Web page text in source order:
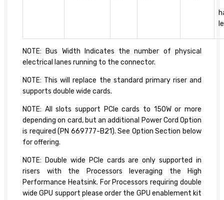
NOTE: Bus Width Indicates the number of physical
electrical lanes running to the connector.
NOTE: This will replace the standard primary riser and
supports double wide cards.
NOTE: All slots support PCIe cards to 150W or more
depending on card, but an additional Power Cord Option
is required (PN 669777-B21). See Option Section below
for offering.
NOTE: Double wide PCIe cards are only supported in
risers with the Processors leveraging the High
Performance Heatsink. For Processors requiring double
wide GPU support please order the GPU enablement kit